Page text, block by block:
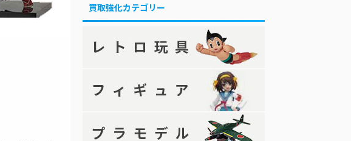
買取強化カテゴリー